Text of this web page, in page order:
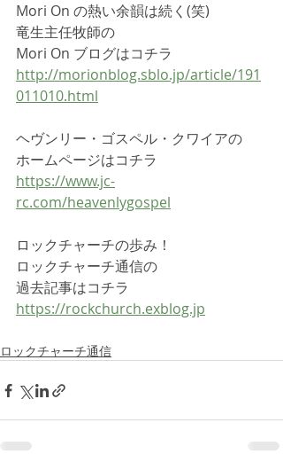
Mori On の熱い余韻は続く(笑)
竜生主任牧師の
Mori On ブログはコチラ
http://morionblog.sblo.jp/article/191
011010.html
ヘヴンリー・ゴスペル・クワイアの
ホームページはコチラ
https://www.jc-
rc.com/heavenlygospel
ロックチャーチの歩み！
ロックチャーチ通信の
過去記事はコチラ
https://rockchurch.exblog.jp
ロックチャーチ通信